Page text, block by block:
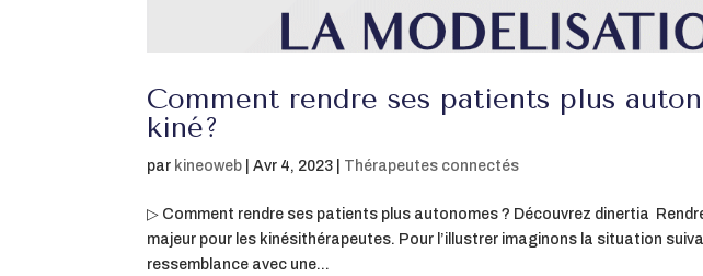
Comment rendre ses patients plus
kiné?
par kineoweb |Avr 4, 2023 Thérapeutes connectés
▷ Comment rendre ses patients plus autonomes ? Découvrez dinertia
majeur pour les kinésithérapeutes. Pour l’illustrer imaginons la situation
ressemblance avec une...